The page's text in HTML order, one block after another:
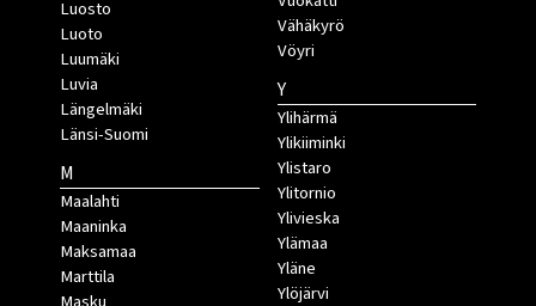
Luosto
Luoto
Luumäki
Luvia
Längelmäki
Länsi-Suomi
M
Maalahti
Maaninka
Maksamaa
Marttila
Vähäkyrö
Vöyri
Y
Ylihärmä
Ylikiiminki
Ylistaro
Ylitornio
Ylivieska
Ylämaa
Yläne
Ylöjärvi